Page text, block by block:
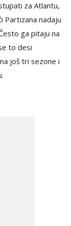
za Atlantu,
Partizana nadaju
ga pitaju na
to desi
još tri sezone i